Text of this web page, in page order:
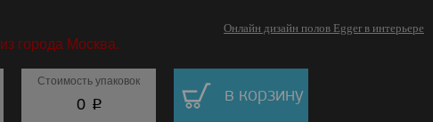
Онлайн дизайн полов Egger в интерьере
города Москва.
Стоимость упаковок
0 p в корзину